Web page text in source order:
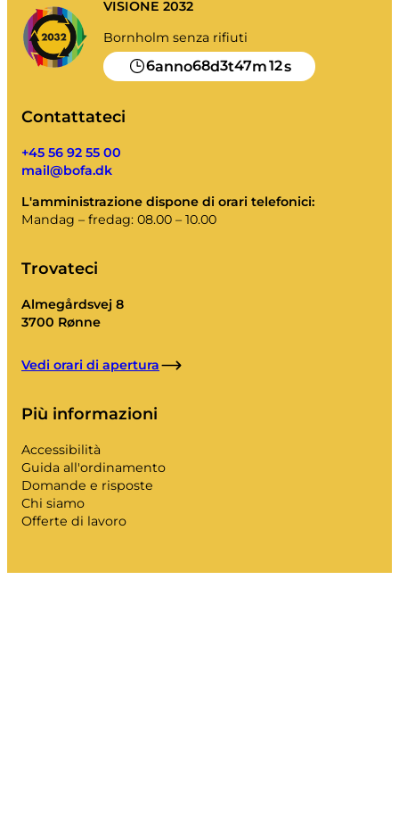
VISIONE 2032
Bornholm senza rifiuti
6anno68d3t47m12s
Contattateci
+45 56 92 55 00
mail@bofa.dk
L'amministrazione dispone di orari telefonici:
Mandag – fredag: 08.00 – 10.00
Trovateci
Almegårdsvej 8
3700 Rønne
Vedi orari di apertura
Più informazioni
Accessibilità
Guida all'ordinamento
Domande e risposte
Chi siamo
Offerte di lavoro